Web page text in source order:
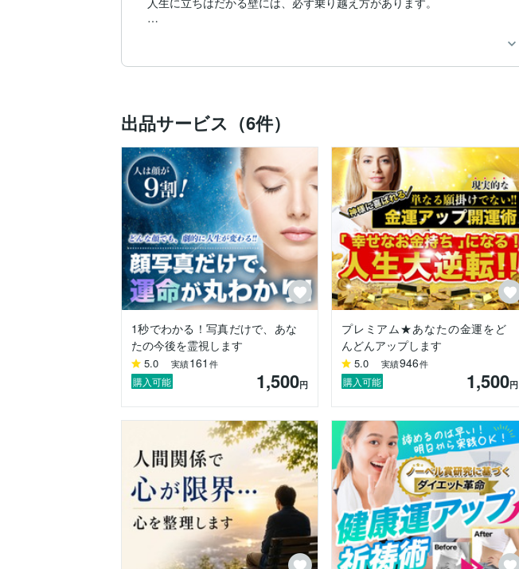
頭の中で同じことを繰り返し考え、
気づけば❝出口の見えない迷路❞に迷い込んでいます。
私はこれまでの人生経験や数多くの
宗教思想・スピリチュアル等の学び、研究をもとに、
あなたが今抱えている
❝悩みを一緒に整理❞し、
新しい視点や気づきを見つけ、
❝人生を無理・無駄なく前へ進む❞ためのお手伝いをします。
代表的な新サービス
「人生再構築スピリチュアルコンサルティング」
は占いでも、心理カウンセリングでもありません。
◆◆◆サービスの進め方◆◆◆
１．まずは、あなたの心の中にある、
言葉にできない"曇り"を丁寧にお聞きします。
２．次に
「何がこんなに苦しいのか」
「なぜ人生が行き詰まってしまったのか」
「本当はどう生きたいのか」
出品サービス（6件）
1秒でわかる！写真だけで、あな
たの今後を霊視します
5.0 実績161 件
購入可能 1,500円
プレミアム★あなたの金運をど
んどんアップします
5.0 実績946件
購入可能 1,500円